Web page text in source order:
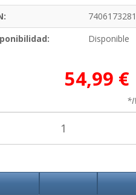
Disponible
54,99 €